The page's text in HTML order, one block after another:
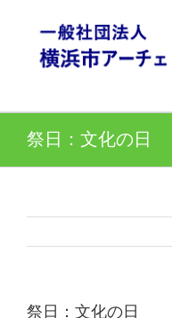
content
祭日：文化の日
祭日：文化の日